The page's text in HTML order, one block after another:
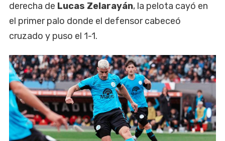
derecha de Lucas Zelarayán, la pelota cayó en
el primer palo donde el defensor cabeceó
cruzado y puso el 1-1.